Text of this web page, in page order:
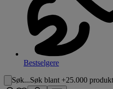
Bestselgere
Søk...Søk blant +25.000